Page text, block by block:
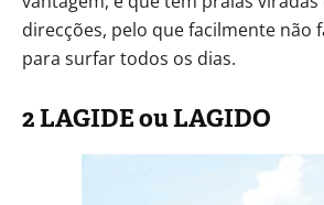
direcções, pelo que facilmente não
para surfar todos os dias.
2 LAGIDE ou LAGIDO